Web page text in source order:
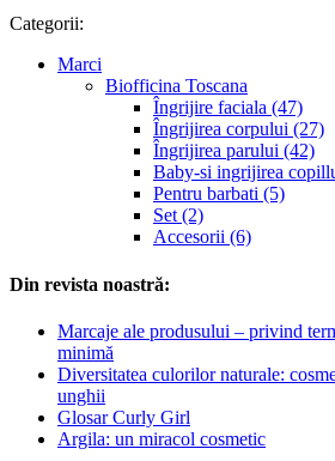
Categorii:
Marci
Biofficina Toscana
Îngrijire faciala (47)
Îngrijirea corpului (27)
Îngrijirea parului (42)
Baby-si ingrijirea
Pentru barbati (5)
Set (2)
Accesorii (6)
Din revista noastră:
Marcaje ale produsului – privind
minimă
Diversitatea culorilor naturale:
unghii
Glosar Curly Girl
Argila: un miracol cosmetic